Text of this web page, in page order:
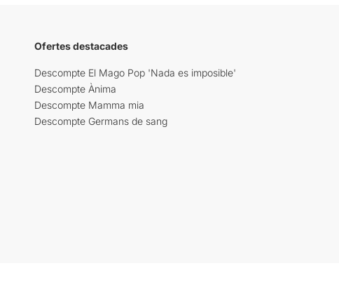
Ofertes destacades
Descompte El Mago Pop 'Nada es imposible'
Descompte Ànima
Descompte Mamma mia
Descompte Germans de sang